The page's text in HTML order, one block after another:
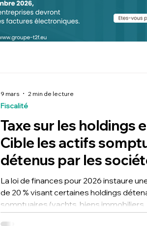
Taxe sur les holdings
Cible les actifs
détenus par les
patrimoniales.
La loi de finances pour 2026 instaure
de 20 % visant certaines holdings
somptuaires (yachts, biens immobiliers,
Fiscalité
9 mars 2 min de lecture